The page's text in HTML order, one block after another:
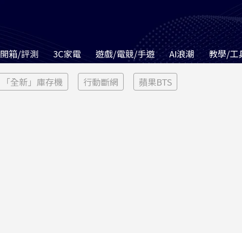
開箱/評測 3C家電 遊戲/電競/手遊 AI浪潮 教學/工
「全新」庫存機 行動斷網 蘋果BTS